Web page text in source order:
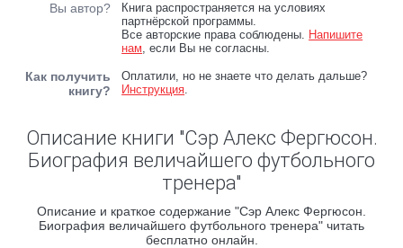
Вы автор?
Книга распространяется на условиях
партнёрской программы.
Все авторские права соблюдены. Напишите
нам, если Вы не согласны.
Как получить
книгу?
Оплатили, но не знаете что делать дальше?
Инструкция.
Описание книги "Сэр Алекс Фергюсон.
Биография величайшего футбольного
тренера"
Описание и краткое содержание "Сэр Алекс Фергюсон.
Биография величайшего футбольного тренера" читать
бесплатно онлайн.